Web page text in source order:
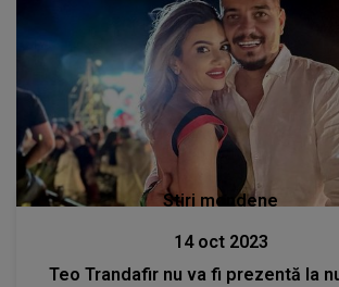
Stiri mondene
14 oct 2023
Teo Trandafir nu va fi prezentă la